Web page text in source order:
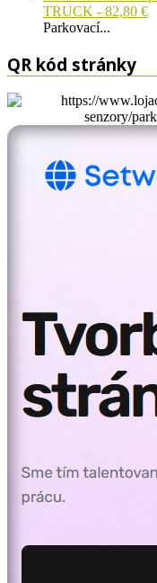
TRUCK - 82,80 €
Parkovací...
QR kód stránky